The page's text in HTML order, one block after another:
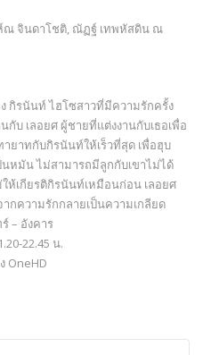
ณ จินดาโชติ, ณัฏฐ์ เทพหัสดิน ณ
กิรนันท์ ไฮโซสาวที่มีความรักครั้ง
กับ เลอยศ ผู้ชายที่แต่งงานกับเธอเพื่อ
ายาทกับกิรนันท์ให้เร็วที่สุด เพื่อฮุบ
หมัน ไม่สามารถมีลูกกับเขาไม่ได้
ห้เกียรติกิรนันท์เหมือนก่อน เลอยศ
กความรักกลายเป็นความเกลียด
– อังคาร
22.45 น.
OneHD